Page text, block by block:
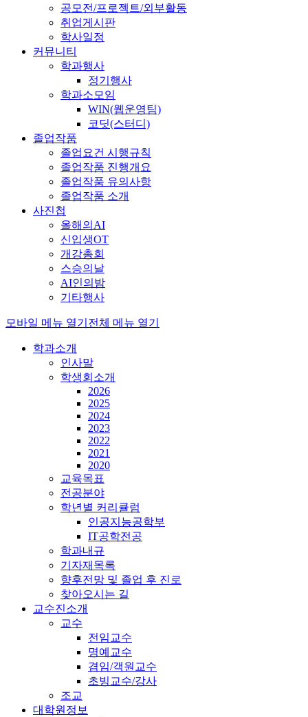
공모전/프로젝트/외부활동
취업게시판
학사일정
커뮤니티
학과행사
정기행사
학과소모임
WIN(웹운영팀)
코딧(스터디)
졸업작품
졸업요건 시행규칙
졸업작품 진행개요
졸업작품 유의사항
졸업작품 소개
사진첩
올해의AI
신입생OT
개강총회
스승의날
AI인의밤
기타행사
모바일 메뉴 열기 전체 메뉴 열기
학과소개
인사말
학생회소개
2026
2025
2024
2023
2022
2021
2020
교육목표
전공분야
학년별 커리큘럼
인공지능공학부
IT공학전공
학과내규
기자재목록
향후전망 및 졸업 후 진로
찾아오시는 길
교수진소개
교수
전임교수
명예교수
겸임/객원교수
초빙교수/강사
조교
대학원정보